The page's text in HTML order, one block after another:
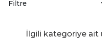
Filtre
İlgili kategoriye ait